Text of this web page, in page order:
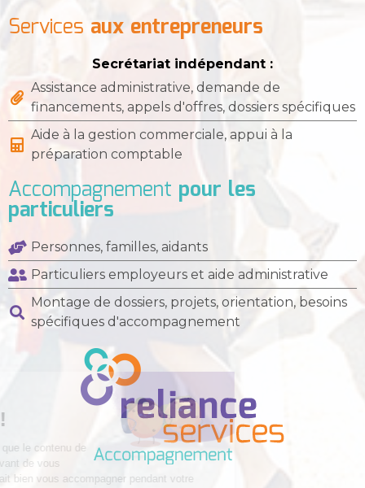
Services aux entrepreneurs
Secrétariat indépendant :
Assistance administrative, demande de
financements, appels d'offres, dossiers spécifiques
Aide à la gestion commerciale, appui à la
préparation comptable
Accompagnement pour les
particuliers
Personnes, familles, aidants
Particuliers employeurs et aide administrative
Montage de dossiers, projets, orientation, besoins
spécifiques d'accompagnement
Salut c'est nous...
les Cookies !
On a attendu d'être sûrs que le contenu de
ce site vous intéresse avant de vous
déranger, mais on aimerait bien vous accompagner pendant votre